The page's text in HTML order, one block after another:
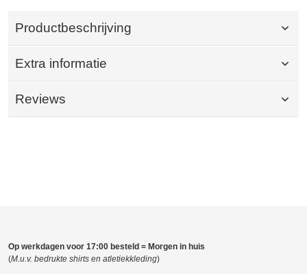
Productbeschrijving
Extra informatie
Reviews
Op werkdagen voor 17:00 besteld = Morgen in huis
(M.u.v. bedrukte shirts en atletiekkleding)